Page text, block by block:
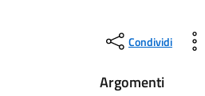
Condividi
Argomenti